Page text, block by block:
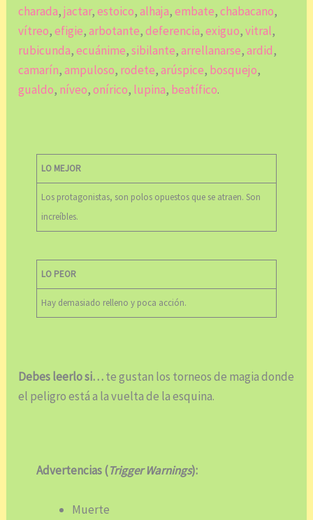
charada,jactar,estoico,alhaja,embate,chabacano,
vítreo,efigie,arbotante,deferencia,exiguo,vitral,
rubicunda,ecuánime,sibilante,arrellanarse,ardid,
camarín,ampuloso, rodete,arúspice, bosquejo,
gualdo, níveo,onírico, lupina, beatífico.
LO MEJOR
Los protagonistas, son polos opuestos que se atraen. Son
increíbles.
LO PEOR
Hay demasiado relleno y poca acción.
Debes leerlo si…te gustan los torneos de magia donde
el peligro está a la vuelta de la esquina.
Advertencias (Trigger Warnings):
Muerte